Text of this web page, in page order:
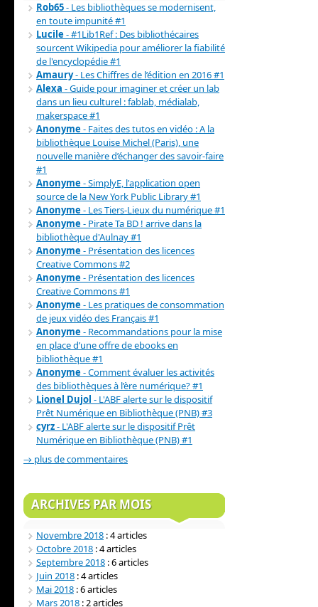
Rob65- Les bibliothèques se modernisent,
en toute impunité #1
Lucile- #1Lib1Ref : Des bibliothécaires
sourcent Wikipedia pour améliorer la fiabilité
de l'encyclopédie #1
Amaury- Les Chiffres de l’édition en 2016 #1
Alexa - Guide pour imaginer et créer un lab
dans un lieu culturel : fablab, médialab,
makerspace #1
Anonyme- Faites des tutos en vidéo : A la
bibliothèque Louise Michel (Paris), une
nouvelle manière d’échanger des savoir-faire
#1
Anonyme- SimplyE, l'application open
source de la New York Public Library #1
Anonyme- Les Tiers-Lieux du numérique #1
Anonyme- Pirate Ta BD ! arrive dans la
bibliothèque d'Aulnay #1
Anonyme- Présentation des licences
Creative Commons #2
Anonyme- Présentation des licences
Creative Commons #1
Anonyme- Les pratiques de consommation
de jeux vidéo des Français #1
Anonyme- Recommandations pour la mise
en place d’une offre de ebooks en
bibliothèque #1
Anonyme- Comment évaluer les activités
des bibliothèques à l’ère numérique? #1
Lionel Dujol - L'ABF alerte sur le dispositif
Prêt Numérique en Bibliothèque (PNB) #3
cyrz- L'ABF alerte sur le dispositif Prêt
Numérique en Bibliothèque (PNB) #1
→ plus de commentaires
ARCHIVES PAR MOIS
Novembre 2018 : 4 articles
Octobre 2018 : 4 articles
Septembre 2018 : 6 articles
Juin 2018 : 4 articles
Mai 2018 : 6 articles
Mars 2018 : 2 articles